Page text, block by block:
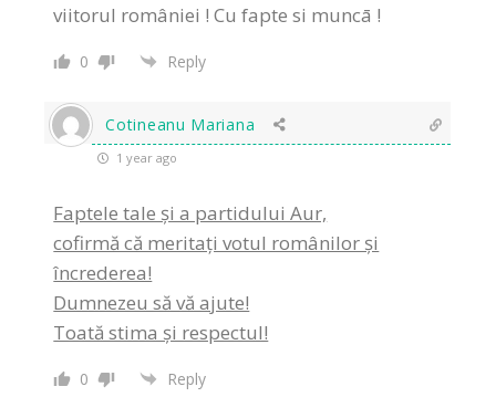
viitorul româniei ! Cu fapte si muncā !
0 Reply
Cotineanu Mariana
1 year ago
Faptele tale și a partidului Aur,
cofirmă că meritați votul românilor și
încrederea!
Dumnezeu să vă ajute!
Toată stima și respectul!
0 Reply